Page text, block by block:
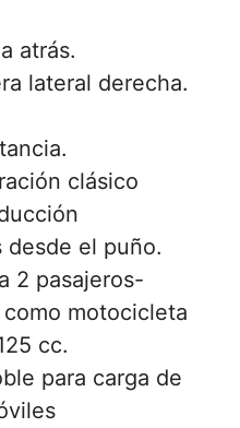
atrás.
lateral derecha.
clásico
desde el puño.
2 pasajeros-
motocicleta
cc.
para carga de